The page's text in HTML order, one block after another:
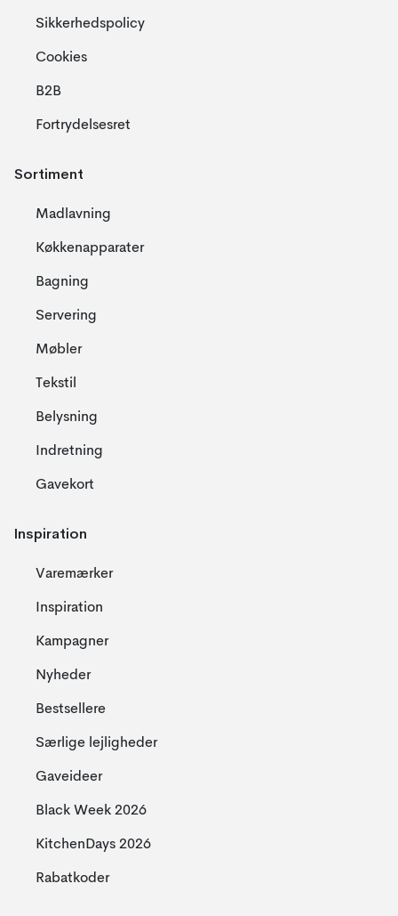
Sikkerhedspolicy
Cookies
B2B
Fortrydelsesret
Sortiment
Madlavning
Køkkenapparater
Bagning
Servering
Møbler
Tekstil
Belysning
Indretning
Gavekort
Inspiration
Varemærker
Inspiration
Kampagner
Nyheder
Bestsellere
Særlige lejligheder
Gaveideer
Black Week 2026
KitchenDays 2026
Rabatkoder